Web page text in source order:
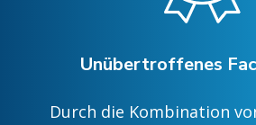
Unübertroffenes
Durch die Kombination